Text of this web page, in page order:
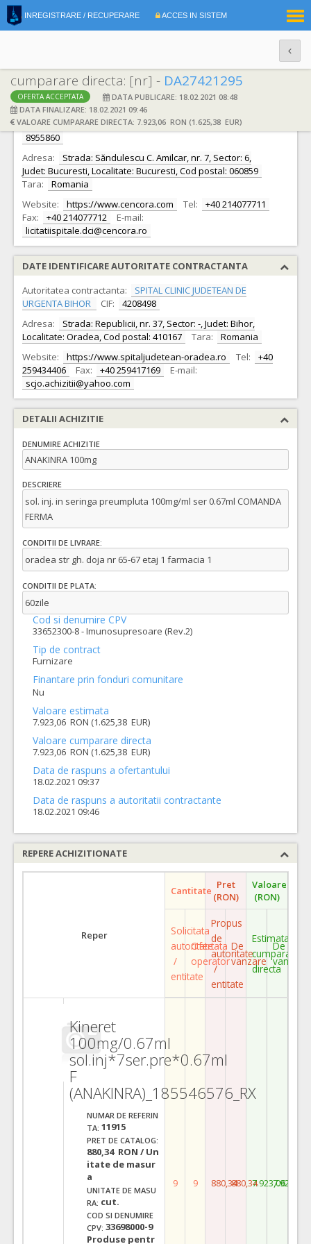
INREGISTRARE / RECUPERARE ACCES IN SISTEM
cumparare directa: [nr] - DA27421295
OFERTA ACCEPTATA
DATA PUBLICARE: 18.02.2021 08:48
DATA FINALIZARE: 18.02.2021 09:46
VALOARE CUMPARARE DIRECTA: 7.923,06 RON (1.625,38 EUR)
DATE IDENTIFICARE OFERTANT
Ofertant: S.C. ALLIANCE HEALTHCARE ROMANIA S.R.L.
8955860
Adresa:
Strada: Săndulescu C. Amilcar, nr. 7, Sector: 6,
Judet: Bucuresti, Localitate: Bucuresti, Cod postal: 060859
Tara:
Romania
Website:
https://www.cencora.com Tel:
+40 214077711
Fax:
+40 214077712
E-mail:
licitatiispitale.dci@cencora.ro
DATE IDENTIFICARE AUTORITATE CONTRACTANTA
Autoritatea contractanta:
SPITAL CLINIC JUDETEAN DE
URGENTA BIHOR
CIF:
4208498
Adresa:
Strada: Republicii, nr. 37, Sector: -, Judet: Bihor,
Localitate: Oradea, Cod postal: 410167
Tara:
Romania
Website:
https://www.spitaljudetean-oradea.ro Tel:
+40
259434406
Fax: +40 259417169
E-mail:
scjo.achizitii@yahoo.com
DETALII ACHIZITIE
DENUMIRE ACHIZITIE
ANAKINRA 100mg
DESCRIERE
sol. inj. in seringa preumpluta 100mg/ml ser 0.67ml COMANDA
FERMA
CONDITII DE LIVRARE:
oradea str gh. doja nr 65-67 etaj 1 farmacia 1
CONDITII DE PLATA:
60zile
Cod si denumire CPV
33652300-8 - Imunosupresoare (Rev.2)
Tip de contract
Furnizare
Finantare prin fonduri comunitare
Nu
Valoare estimata
7.923,06 RON (1.625,38 EUR)
Valoare cumparare directa
7.923,06 RON (1.625,38 EUR)
Data de raspuns a ofertantului
18.02.2021 09:37
Data de raspuns a autoritatii contractante
18.02.2021 09:46
REPERE ACHIZITIONATE
Reper
Cantitate Pret
(RON)
Valoare
(RON)
Solicitata
autoritate
/
entitate
Ofertata
operator
Propus
de
autoritate
/
entitate
De
vanzare
Estimata
cumparare
directa
De
vanzare
Kineret
100mg/0.67ml
sol.inj*7ser.pre*0.67ml
F
(ANAKINRA)_185546576_RX
NUMAR DE REFERIN
TA: 11915
PRET DE CATALOG:
880,34 RON / Un
itate de masur
a
UNITATE DE MASU
RA: cut.
COD SI DENUMIRE
CPV: 33698000-9
Produse pentr
9 9 880,34880,347.923,067.923,06